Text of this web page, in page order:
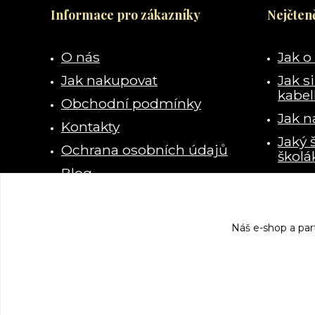
Informace pro zákazníky
O nás
Jak nakupovat
Obchodní podmínky
Kontakty
Ochrana osobních údajů
Blog
Jak
Jak
Jak
Jaký
Náš e-shop a